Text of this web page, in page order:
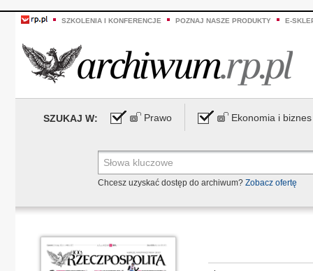
SZKOLENIA I KONFERENCJE POZNAJ NASZE PRODUKTY E-
SZUKAJ W: Prawo Ekonomia i biznes
Chcesz uzyskać dostęp do archiwum? Zobacz ofertę